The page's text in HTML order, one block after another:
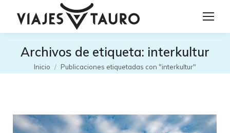
Archivos de etiqueta: interkultur
Estás aquí:
Inicio Publicaciones etiquetadas con "interkultur"